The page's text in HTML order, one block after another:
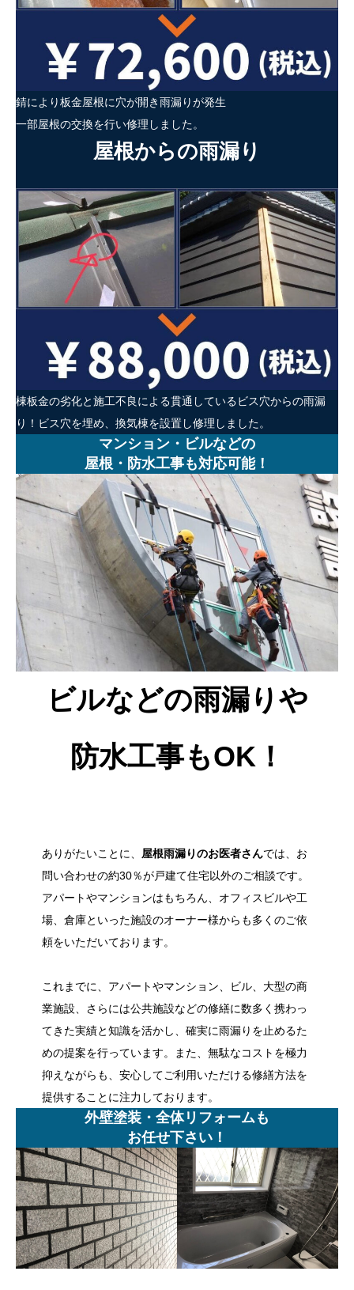
錆により板金屋根に穴が開き雨漏りが発生
一部屋根の交換を行い修理しました。
屋根からの雨漏り
棟板金の劣化と施工不良による貫通しているビス穴からの雨漏
り！ビス穴を埋め、換気棟を設置し修理しました。
マンション・ビルなどの
屋根・防水工事も対応可能！
ビルなどの雨漏りや
防水工事もOK！
ありがたいことに、 屋根雨漏りのお医者さんでは、お
問い合わせの約30％が戸建て住宅以外のご相談です。
アパートやマンションはもちろん、オフィスビルや工
場、倉庫といった施設のオーナー様からも多くのご依
頼をいただいております。
これまでに、アパートやマンション、ビル、大型の商
業施設、さらには公共施設などの修繕に数多く携わっ
てきた実績と知識を活かし、確実に雨漏りを止めるた
めの提案を行っています。また、無駄なコストを極力
抑えながらも、安心してご利用いただける修繕方法を
提供することに注力しております。
外壁塗装・全体リフォームも
お任せ下さい！